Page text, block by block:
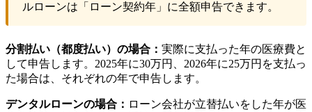
ルローンは「ローン契約年」に全額申告できます。
分割払い（都度払い）の場合： 実際に支払った年の医療費と
して申告します。2025年に30万円、2026年に25万円を支払っ
た場合は、それぞれの年で申告します。
デンタルローンの場合： ローン会社が立替払いをした年が医